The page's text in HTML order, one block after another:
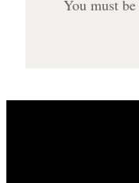
You must be